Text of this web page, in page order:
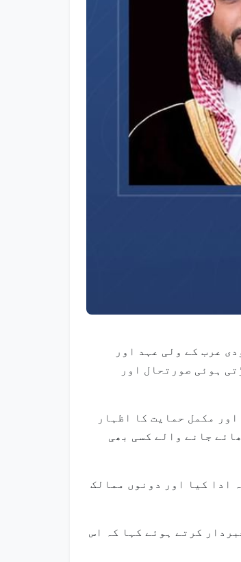
سعودی عرب کے ولی عہد اور
ہوئی صورتحال اور
مکمل حمایت کا اظہار
جانے والے کسی بھی
ادا کیا اور دونوں ممالک
کرتے ہوئے کہا کہ اس